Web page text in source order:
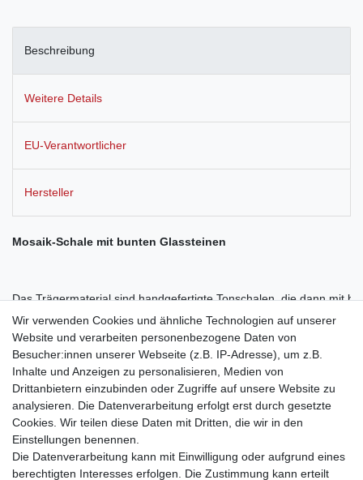
Beschreibung
Weitere Details
EU-Verantwortlicher
Hersteller
Mosaik-Schale mit bunten Glassteinen
Das Trägermaterial sind handgefertigte Tonschalen, die dann mit
ausgelegt sind. Der Effekt: strahlend glänzende Farben in
folgenden Farbgebungen - blau, orange, rot, lila, blau/grün, grün,
Maße der Schale: 25 x 25 cm
Wir verwenden Cookies und ähnliche Technologien auf unserer
Website und verarbeiten personenbezogene Daten von
Besucher:innen unserer Webseite (z.B. IP-Adresse), um z.B.
Inhalte und Anzeigen zu personalisieren, Medien von
Drittanbietern einzubinden oder Zugriffe auf unsere Website zu
analysieren. Die Datenverarbeitung erfolgt erst durch gesetzte
Cookies. Wir teilen diese Daten mit Dritten, die wir in den
Einstellungen benennen.
Die Datenverarbeitung kann mit Einwilligung oder aufgrund eines
berechtigten Interesses erfolgen. Die Zustimmung kann erteilt